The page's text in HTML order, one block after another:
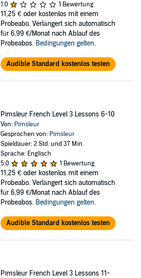
1,0
1 Bewertung
11,25 € oder kostenlos mit einem
Probeabo. Verlängert sich automatisch
für 6,99 €/Monat nach Ablauf des
Probeabos. Bedingungen gelten.
Audible Standard kostenlos testen
Pimsleur French Level 3 Lessons 6-10
Von: Pimsleur
Gesprochen von: Pimsleur
Spieldauer: 2 Std. und 37 Min.
Sprache: Englisch
5,0
1 Bewertung
11,25 € oder kostenlos mit einem
Probeabo. Verlängert sich automatisch
für 6,99 €/Monat nach Ablauf des
Probeabos. Bedingungen gelten.
Audible Standard kostenlos testen
Pimsleur French Level 3 Lessons 11-